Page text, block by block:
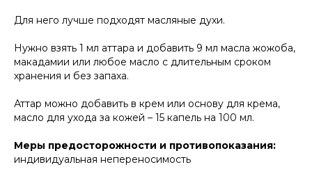
Для него лучше подходят масляные духи.
Нужно взять 1 мл аттара и добавить 9 мл масла жожоба,
макадамии или любое масло с длительным сроком
хранения и без запаха.
Аттар можно добавить в крем или основу для крема,
масло для ухода за кожей – 15 капель на 100 мл.
Меры предосторожности и противопоказания:
индивидуальная непереносимость